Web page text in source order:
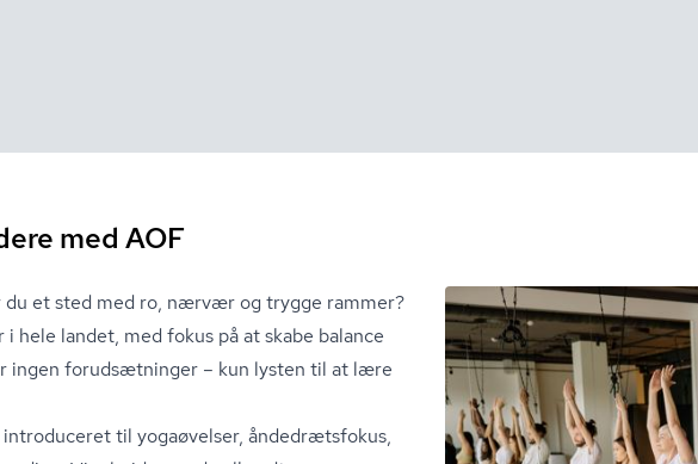
med AOF
du et sted med ro, nærvær og trygge rammer?
hele landet, med fokus på at skabe balance
ingen forudsætninger – kun lysten til at lære
til yogaøvelser, åndedrætsfokus,